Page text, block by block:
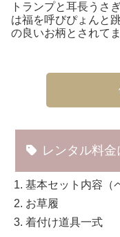
トランプと耳長うさ
は福を呼びぴょんと
の良いお柄とされてま
レンタル料
基本セット内容（
お草履
着付け道具一式